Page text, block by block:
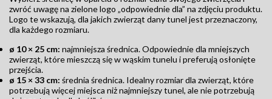
zwróć uwagę na zielone logo „odpowiednie dla” na zdjęciu produktu.
Logo te wskazują, dla jakich zwierząt dany tunel jest przeznaczony,
dla każdego rozmiaru.
ø 10 × 25 cm: najmniejsza średnica. Odpowiednie dla mniejszych
zwierząt, które mieszczą się w wąskim tunelu i preferują osłonięte
przejścia.
ø 15 × 33 cm: średnia średnica. Idealny rozmiar dla zwierząt, które
potrzebują więcej miejsca niż najmniejszy tunel, ale nie potrzebują